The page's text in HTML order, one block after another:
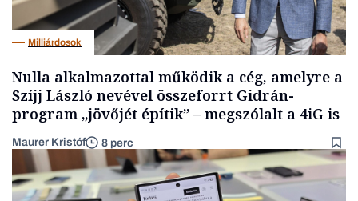
Milliárdosok
Nulla alkalmazottal működik a cég, amelyre a
Szíjj László nevével összeforrt Gidrán-
program „jövőjét építik” – megszólalt a 4iG is
Maurer Kristóf 8 perc